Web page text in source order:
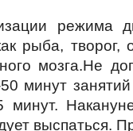
режима
рыба, творог,
мозга.Не
минут
выспаться.